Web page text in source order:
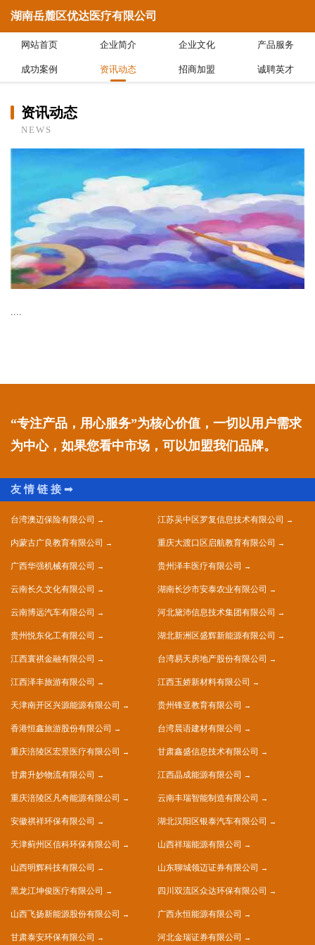
湖南岳麓区优达医疗有限公司
网站首页 企业简介 企业文化 产品服务
成功案例 资讯动态 招商加盟 诚聘英才
资讯动态
NEWS
....
“专注产品，用心服务”为核心价值，一切以用户需求
为中心，如果您看中市场，可以加盟我们品牌。
台湾澳迈保险有限公司 江苏吴中区罗复信息技术有限公司
内蒙古广良教育有限公司 重庆大渡口区启航教育有限公司
广西华强机械有限公司 贵州泽丰医疗有限公司
云南长久文化有限公司 湖南长沙市安泰农业有限公司
云南博远汽车有限公司 河北黛沛信息技术集团有限公司
贵州悦东化工有限公司 湖北新洲区盛辉新能源有限公司
江西寰祺金融有限公司 台湾易天房地产股份有限公司
江西泽丰旅游有限公司 江西玉娇新材料有限公司
天津南开区兴源能源有限公司 贵州锋亚教育有限公司
香港恒鑫旅游股份有限公司 台湾晨语建材有限公司
重庆涪陵区宏景医疗有限公司 甘肃鑫盛信息技术有限公司
甘肃升妙物流有限公司 江西晶成能源有限公司
重庆涪陵区凡奇能源有限公司 云南丰瑞智能制造有限公司
安徽祺祥环保有限公司 湖北汉阳区银泰汽车有限公司
天津蓟州区信科环保有限公司 山西祥瑞能源有限公司
山西明辉科技有限公司 山东聊城领迈证券有限公司
黑龙江坤俊医疗有限公司 四川双流区众达环保有限公司
山西飞扬新能源股份有限公司 广西永恒能源有限公司
甘肃泰安环保有限公司 河北金瑞证券有限公司